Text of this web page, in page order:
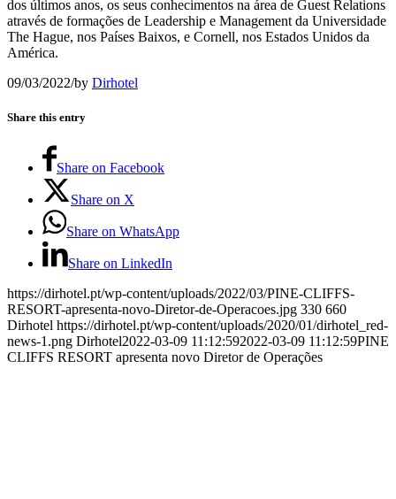
dos últimos anos, os seus conhecimentos na área de Guest Relations
através de formações de Leadership e Management da Universidade
The Hague, nos Países Baixos, e Cornell, nos Estados Unidos da
América.
09/03/2022/by Dirhotel
Share this entry
Share on Facebook
Share on X
Share on WhatsApp
Share on LinkedIn
https://dirhotel.pt/wp-content/uploads/2022/03/PINE-CLIFFS-
RESORT-apresenta-novo-Diretor-de-Operacoes.jpg 330 660
Dirhotel https://dirhotel.pt/wp-content/uploads/2020/01/dirhotel_red-
news-1.png Dirhotel2022-03-09 11:12:592022-03-09 11:12:59PINE
CLIFFS RESORT apresenta novo Diretor de Operações